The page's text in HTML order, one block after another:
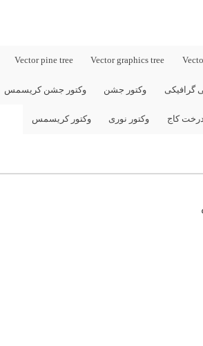
Vector graphics tree
Vector pine tree
گرافیکی وکتور جشن وکتور جشن کریسمس
کاج وکتور نوری وکتور کریسمس